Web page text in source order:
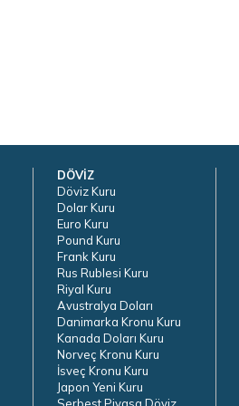
DÖVİZ
Döviz Kuru
Dolar Kuru
Euro Kuru
Pound Kuru
Frank Kuru
Rus Rublesi Kuru
Riyal Kuru
Avustralya Doları
Danimarka Kronu Kuru
Kanada Doları Kuru
Norveç Kronu Kuru
İsveç Kronu Kuru
Japon Yeni Kuru
Serbest Piyasa Döviz